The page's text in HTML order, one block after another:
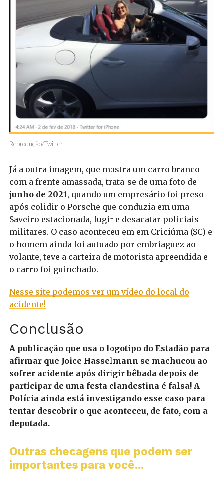
Reprodução/Twitter
Já a outra imagem, que mostra um carro branco
com a frente amassada, trata-se de uma foto de
junho de 2021, quando um empresário foi preso
após colidir o Porsche que conduzia em uma
Saveiro estacionada, fugir e desacatar policiais
militares. O caso aconteceu em em Criciúma (SC) e
o homem ainda foi autuado por embriaguez ao
volante, teve a carteira de motorista apreendida e
o carro foi guinchado.
Nesse site podemos ver um vídeo do local do
acidente!
Conclusão
A publicação que usa o logotipo do Estadão para
afirmar que Joice Hasselmann se machucou ao
sofrer acidente após dirigir bêbada depois de
participar de uma festa clandestina é falsa! A
Polícia ainda está investigando esse caso para
tentar descobrir o que aconteceu, de fato, com a
deputada.
Outras checagens que podem ser
importantes para você...